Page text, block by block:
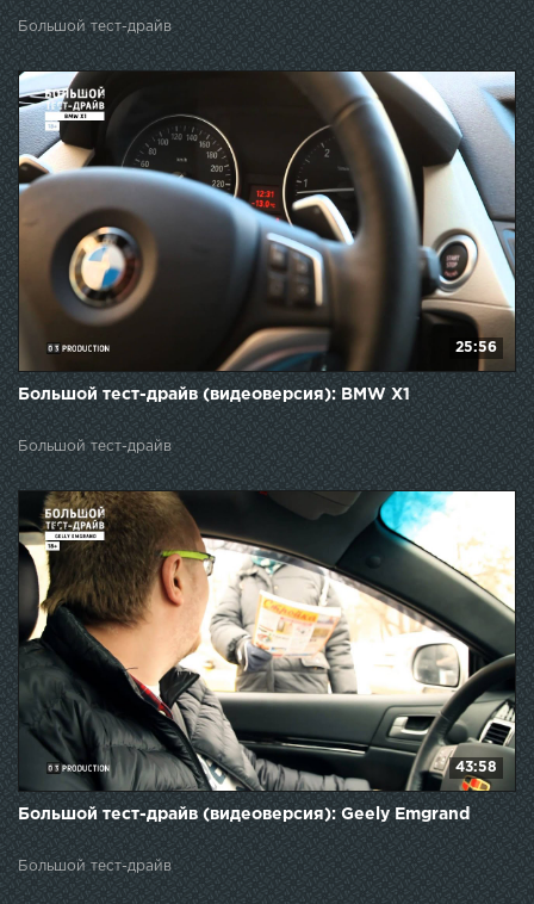
Большой тест-драйв
25:56
Большой тест-драйв (видеоверсия): BMW X1
Большой тест-драйв
43:58
Большой тест-драйв (видеоверсия): Geely Emgrand
Большой тест-драйв